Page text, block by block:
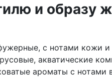
и образу
с нотами кожи и
акватические
ароматы с нотами